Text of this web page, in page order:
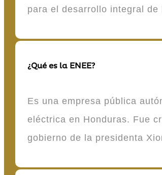
para el desarrollo integral
¿Qué es la ENEE?
Es una empresa pública
eléctrica en Honduras. Fue
gobierno de la presidenta